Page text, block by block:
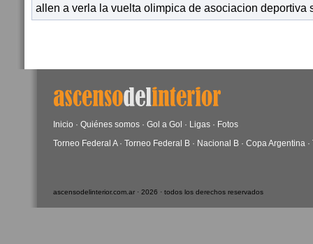
allen a verla la vuelta olimpica de asociacion deportiva
Inicio · Quiénes somos · Gol a Gol · Ligas · Fotos
Torneo Federal A· Torneo Federal B · Nacional B · Copa Argentina ·
ascensodelinterior.com.ar · 2026 · todos los derechos reservados